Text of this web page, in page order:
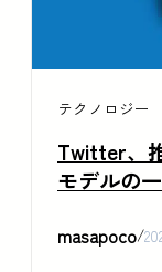
テクノロジー
Twitter、
モデルの
masapoco/